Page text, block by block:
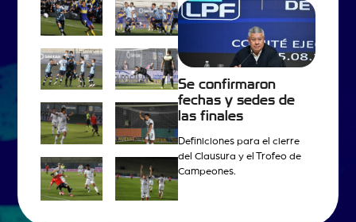
Se confirmaron
fechas y sedes de
las finales
Definiciones para el cierre
del Clausura y el Trofeo de
Campeones.